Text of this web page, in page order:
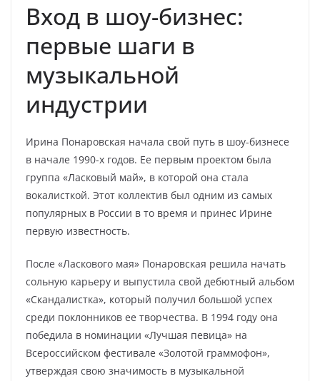
Вход в шоу-бизнес:
первые шаги в
музыкальной
индустрии
Ирина Понаровская начала свой путь в шоу-бизнесе
в начале 1990-х годов. Ее первым проектом была
группа «Ласковый май», в которой она стала
вокалисткой. Этот коллектив был одним из самых
популярных в России в то время и принес Ирине
первую известность.
После «Ласкового мая» Понаровская решила начать
сольную карьеру и выпустила свой дебютный альбом
«Скандалистка», который получил большой успех
среди поклонников ее творчества. В 1994 году она
победила в номинации «Лучшая певица» на
Всероссийском фестивале «Золотой граммофон»,
утверждая свою значимость в музыкальной